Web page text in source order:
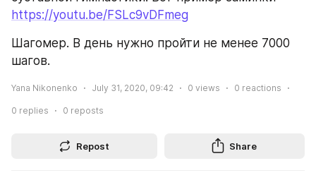
https://youtu.be/FSLc9vDFmeg
Шагомер. В день нужно пройти не менее 7000
шагов.
Yana Nikonenko July 31, 2020, 09:42 0 views 0 reactions
0 replies 0 reposts
Repost Share